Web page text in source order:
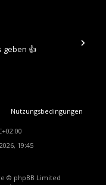
geben 👍
Nutzungsbedingungen
19:45
© phpBB Limited